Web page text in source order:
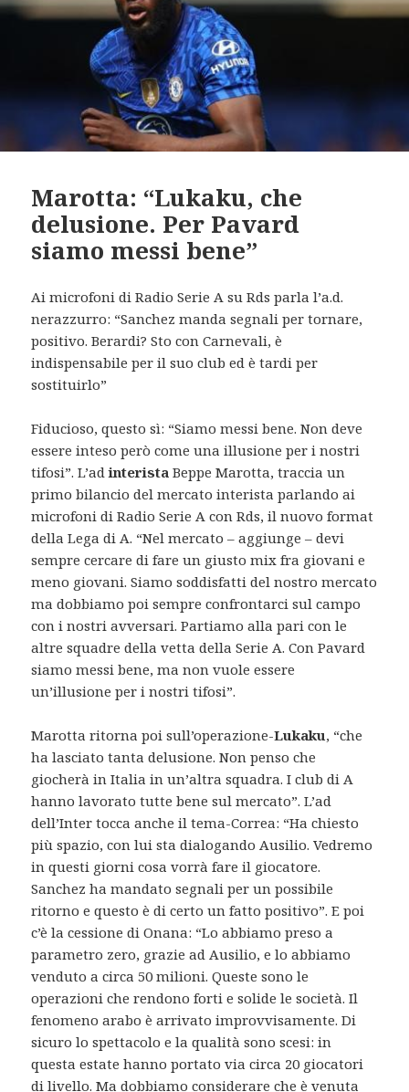
Marotta: “Lukaku, che
delusione. Per Pavard
siamo messi bene”
Ai microfoni di Radio Serie A su Rds parla l’a.d.
nerazzurro: “Sanchez manda segnali per tornare,
positivo. Berardi? Sto con Carnevali, è
indispensabile per il suo club ed è tardi per
sostituirlo”
Fiducioso, questo sì: “Siamo messi bene. Non deve
essere inteso però come una illusione per i nostri
tifosi”. L’adinterista Beppe Marotta, traccia un
primo bilancio del mercato interista parlando ai
microfoni di Radio Serie A con Rds, il nuovo format
della Lega di A. “Nel mercato – aggiunge – devi
sempre cercare di fare un giusto mix fra giovani e
meno giovani. Siamo soddisfatti del nostro mercato
ma dobbiamo poi sempre confrontarci sul campo
con i nostri avversari. Partiamo alla pari con le
altre squadre della vetta della Serie A. Con Pavard
siamo messi bene, ma non vuole essere
un’illusione per i nostri tifosi”.
Marotta ritorna poi sull’operazione-Lukaku, “che
ha lasciato tanta delusione. Non penso che
giocherà in Italia in un’altra squadra. I club di A
hanno lavorato tutte bene sul mercato”. L’ad
dell’Inter tocca anche il tema-Correa: “Ha chiesto
più spazio, con lui sta dialogando Ausilio. Vedremo
in questi giorni cosa vorrà fare il giocatore.
Sanchez ha mandato segnali per un possibile
ritorno e questo è di certo un fatto positivo”. E poi
c’è la cessione di Onana: “Lo abbiamo preso a
parametro zero, grazie ad Ausilio, e lo abbiamo
venduto a circa 50 milioni. Queste sono le
operazioni che rendono forti e solide le società. Il
fenomeno arabo è arrivato improvvisamente. Di
sicuro lo spettacolo e la qualità sono scesi: in
questa estate hanno portato via circa 20 giocatori
di livello. Ma dobbiamo considerare che è venuta